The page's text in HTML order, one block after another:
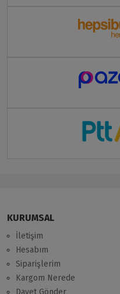
KURUMSAL
İletişim
Hesabım
Siparişlerim
Kargom Nerede
Davet Gönder